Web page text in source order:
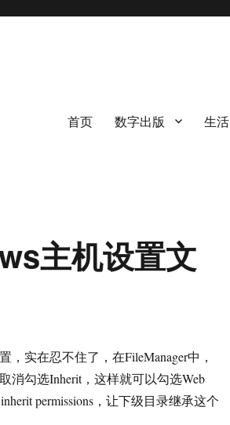
首页 数字出版 生活
主机设置文
实在忍不住了，在FileManager中，
消勾选Inherit，这样就可以勾选Web
permissions，让下级目录继承这个